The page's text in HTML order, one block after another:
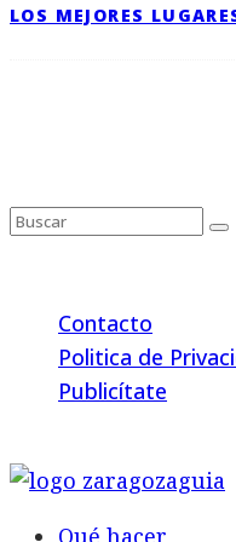
LOS MEJORES
Contacto
Politica de
Publicítate
Qué hacer